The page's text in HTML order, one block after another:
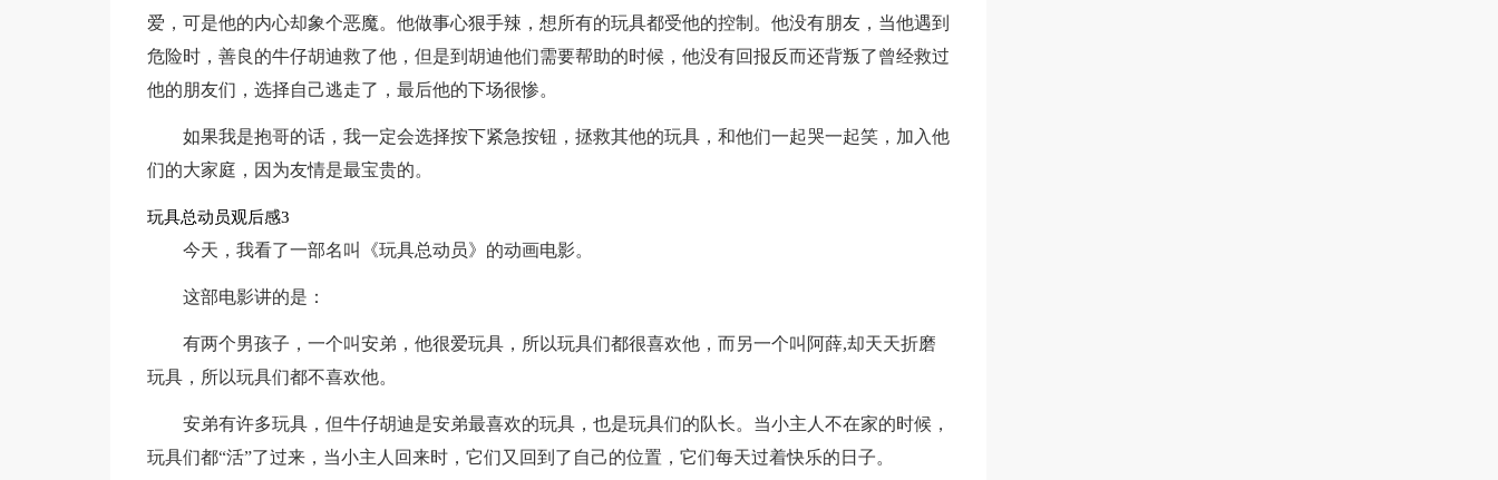
爱，可是他的内心却象个恶魔。他做事心狠手辣，想所有的玩具都受他的控制。他没有朋友，当他遇到
危险时，善良的牛仔胡迪救了他，但是到胡迪他们需要帮助的时候，他没有回报反而还背叛了曾经救过
他的朋友们，选择自己逃走了，最后他的下场很惨。
如果我是抱哥的话，我一定会选择按下紧急按钮，拯救其他的玩具，和他们一起哭一起笑，加入他
们的大家庭，因为友情是最宝贵的。
玩具总动员观后感3
今天，我看了一部名叫《玩具总动员》的动画电影。
这部电影讲的是：
有两个男孩子，一个叫安弟，他很爱玩具，所以玩具们都很喜欢他，而另一个叫阿薛,却天天折磨
玩具，所以玩具们都不喜欢他。
安弟有许多玩具，但牛仔胡迪是安弟最喜欢的玩具，也是玩具们的队长。当小主人不在家的时候，
玩具们都“活”了过来，当小主人回来时，它们又回到了自己的位置，它们每天过着快乐的日子。